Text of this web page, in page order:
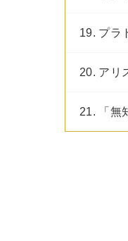
19. プラ
20. アリ
21. 「無